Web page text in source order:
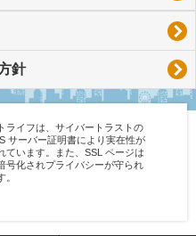
針
ライフは、サイバートラストの
サーバー証明書により実在性が
ています。また、SSL ページは
号化されプライバシーが守られ
。